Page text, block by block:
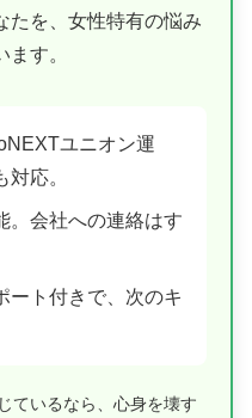
たを、女性特有の悩み
す。
ユニオン運
応。
。会社への連絡はす
ート付きで、次のキ
ているなら、心身を壊す